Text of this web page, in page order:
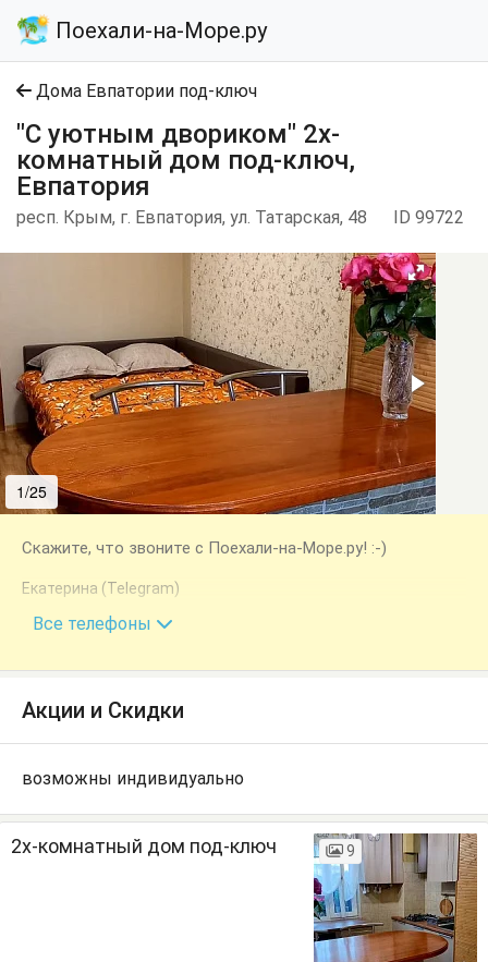
Поехали-на-Море.ру
Дома Евпатории под-ключ
"С уютным двориком" 2х-
комнатный дом под-ключ,
Евпатория
респ. Крым, г. Евпатория, ул. Татарская, 48 ID 99722
1/25
Скажите, что звоните с Поехали-на-Море.ру! :-)
Екатерина (Telegram)
+7 (978) 786-41-28
Все телефоны
Акции и Скидки
возможны индивидуально
2х-комнатный дом под-ключ 9